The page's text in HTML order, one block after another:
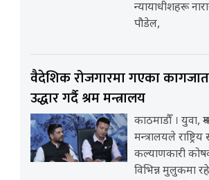
न्यायाधीशहरू
पौडेल,
वैदेशिक रोजगारमा गएका
उद्धार गर्दै श्रम मन्त्रालय
काठमाडौँ । युवा,
मन्त्रालयले
कल्याणकारी
विभिन्न मुलुकमा